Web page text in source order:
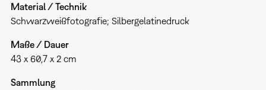
Material / Technik
Schwarzweißfotografie; Silbergelatinedruck
Maße / Dauer
43 x 60,7 x 2 cm
Sammlung